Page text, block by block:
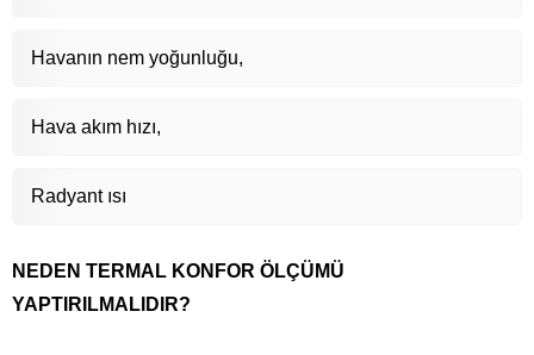
Havanın nem yoğunluğu,
Hava akım hızı,
Radyant ısı
NEDEN TERMAL KONFOR ÖLÇÜMÜ
YAPTIRILMALIDIR?